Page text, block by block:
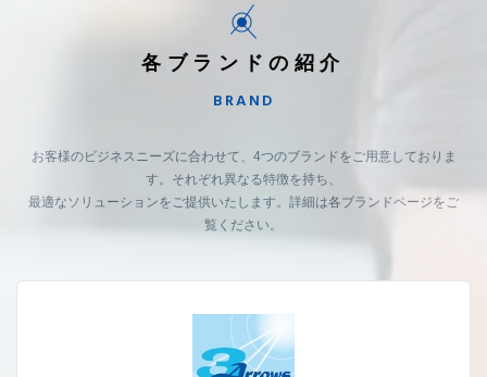
各ブランドの紹介
BRAND
お客様のビジネスニーズに合わせて、4つのブランドをご用意しておりま
す。それぞれ異なる特徴を持ち、
最適なソリューションをご提供いたします。詳細は各ブランドページをご
覧ください。